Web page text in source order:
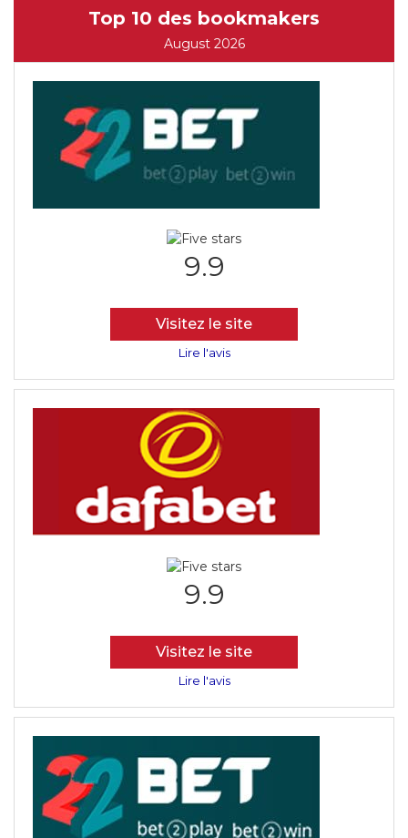
Top 10 des bookmakers
August 2026
9.9
Visitez le site
Lire l'avis
9.9
Visitez le site
Lire l'avis